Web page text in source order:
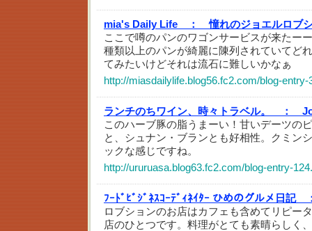
mia's Daily Life ：
憧れのジョエルロブ
ここで噂のパンのワゴンサービスが来た
種類以上のパンが綺麗に陳列されていてど
てみたいけどそれは流石に難しいかなぁ
http://miasdailylife.blog56.fc2.com/blog-entry-
ランチのちワイン、時々トラベル。 ：
このハーブ豚の脂うまーい！甘いデーツの
と、シュナン・ブランとも好相性。クミン
ックな感じですね。
http://ururuasa.blog63.fc2.com/blog-entry-
ﾌｰﾄﾞﾋﾞｼﾞﾈｽｺｰﾃﾞｨﾈｲﾀｰ ひめのグルメ日記
ロブションのお店はカフェも含めてリピー
店のひとつです。料理がとても素晴らしく